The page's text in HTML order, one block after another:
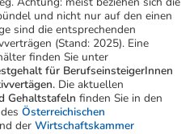
und nicht nur auf den einen
sind die entsprechenden
(Stand: 2025). Eine
finden Sie unter
für BerufseinsteigerInnen
Die aktuellen
Gehaltstafeln finden Sie in den
des Österreichischen
der Wirtschaftskammer